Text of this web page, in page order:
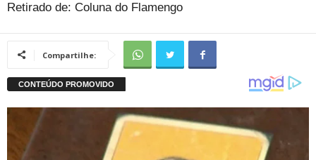
Retirado de: Coluna do Flamengo
Compartilhe: